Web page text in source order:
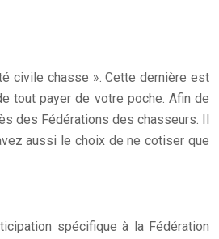
civile chasse ». Cette dernière est
tout payer de votre poche. Afin de
des Fédérations des chasseurs. Il
aussi le choix de ne cotiser que
spécifique à la Fédération